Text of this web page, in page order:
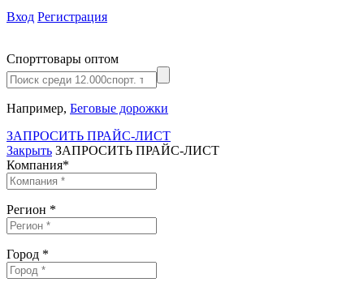
Вход Регистрация
Спорттовары оптом
Например, Беговые дорожки
ЗАПРОСИТЬ ПРАЙС-ЛИСТ
Закрыть ЗАПРОСИТЬ ПРАЙС-ЛИСТ
Компания*
Регион *
Город *